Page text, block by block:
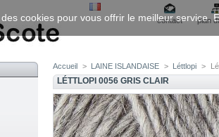
contact plan
Accueil > LAINE ISLANDAISE > Léttlopi >
LÉTTLOPI 0056 GRIS CLAIR
cookies pour vous offrir le meilleur